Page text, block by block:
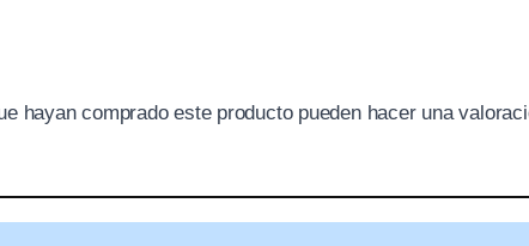
hayan comprado este producto pueden hacer una